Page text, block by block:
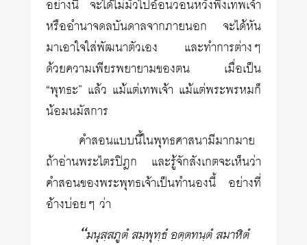
อย่างนี้ จะได้ไม่มัวไปอ้อนวอนหวังพึ่งเทพเจ้า
หรืออำนาจดลบันดาลจากภายนอก จะได้หัน
มาเอาใจใส่พัฒนาตัวเอง และทำการต่างๆ
ด้วยความเพียรพยายามของตน เมื่อเป็น
“พุทธะ” แล้ว แม้แต่เทพเจ้า แม้แต่พระพรหมก็
น้อมนมัสการ
คำสอนแบบนี้ในพุทธศาสนามีมากมาย
ถ้าอ่านพระไตรปิฎก และรู้จักสังเกตจะเห็นว่า
คำสอนของพระพุทธเจ้าเป็นทำนองนี้ อย่างที่
อ้าง​บ่อยๆ ว่า
“มนุสฺสภูตํ สมฺพุทฺธํ อตฺตทนฺตํ สมาหิตํ